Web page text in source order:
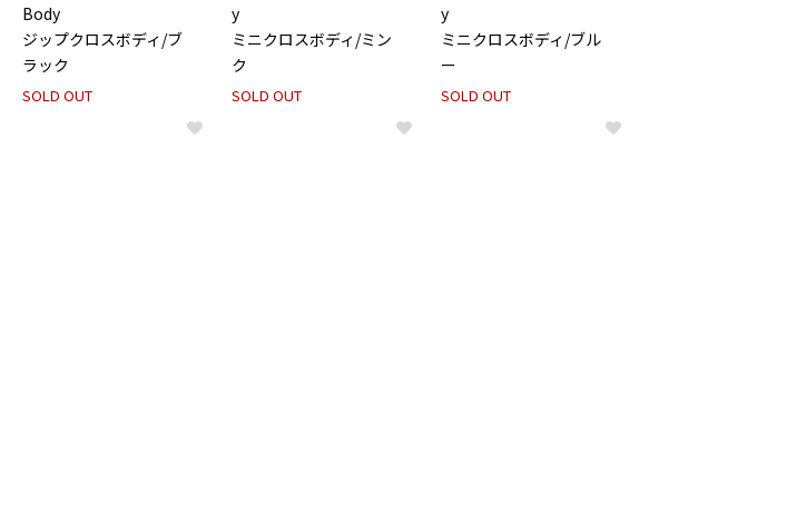
Body
ジップクロスボディ/ブ
ラック
SOLD OUT
y
ミニクロスボディ/ミン
ク
SOLD OUT
y
ミニクロスボディ/ブル
ー
SOLD OUT